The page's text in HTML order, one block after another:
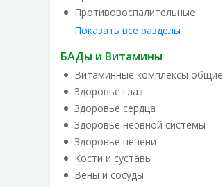
Противовоспалительные
Показать все разделы
БАДы и Витамины
Витаминные комплексы общие
Здоровье глаз
Здоровье сердца
Здоровье нервной системы
Здоровье печени
Кости и суставы
Вены и сосуды